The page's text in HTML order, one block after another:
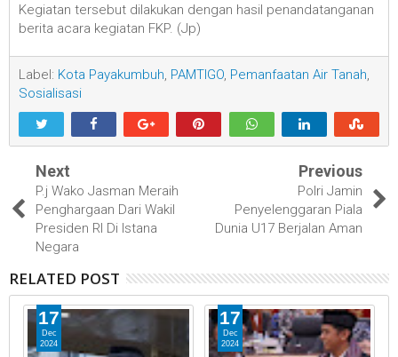
Kegiatan tersebut dilakukan dengan hasil penandatanganan
berita acara kegiatan FKP. (Jp)
Label: Kota Payakumbuh, PAMTIGO, Pemanfaatan Air Tanah,
Sosialisasi
Next
P.j Wako Jasman Meraih
Penghargaan Dari Wakil
Presiden RI Di Istana
Negara
Previous
Polri Jamin
Penyelenggaran Piala
Dunia U17 Berjalan Aman
RELATED POST
17
Dec
2024
17
Dec
2024